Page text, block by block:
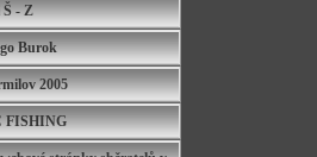
Š - Z
Burok
2005
FISHING